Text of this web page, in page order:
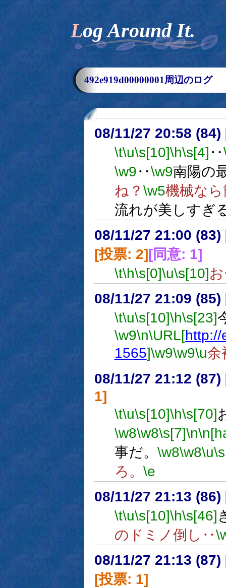
Log Around It.
492e919d00000001周辺のログ
08/11/27 20:58 (84)
\t\u\s[10]\h\s[4] ‥
\w9‥\w9南陽の
ね？ \w5機械な
流れが美しすぎ
08/11/27 21:00 (83)
[投票: 2][同意: 1]
\t\h\s[0]\u\s[10]
08/11/27 21:09 (85)
\t\u\s[10]\h\s[23]
\w9\n\URL[http://
1565]\w9\w9\u余
08/11/27 21:12 (87)
1]
\t\u\s[10]\h\s[70]
\w8\w8\s[7]\n
事だ。 \w8\w8\u
ろ。 \e
08/11/27 21:13 (86)
\t\u\s[10]\h\s[46]
のドミノ倒し‥
08/11/27 21:13 (87)
[投票: 1]